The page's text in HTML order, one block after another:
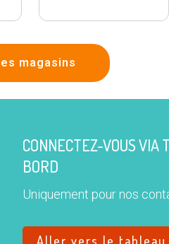
magasins
CONNECTEZ-VOUS VIA
BORD
Uniquement pour nos
Aller vers le tableau